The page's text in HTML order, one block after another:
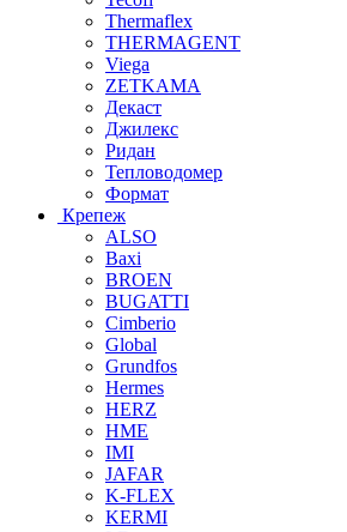
Thermaflex
THERMAGENT
Viega
ZETKAMA
Декаст
Джилекс
Ридан
Тепловодомер
Формат
Крепеж
ALSO
Baxi
BROEN
BUGATTI
Cimberio
Global
Grundfos
Hermes
HERZ
HME
IMI
JAFAR
K-FLEX
KERMI